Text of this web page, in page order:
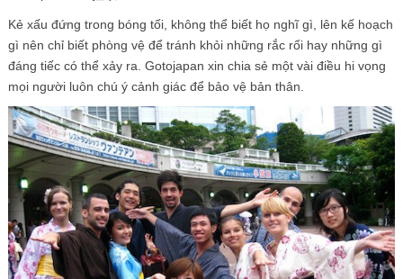
Kẻ xấu đứng trong bóng tối, không thể biết họ nghĩ gì, lên kế hoạch
gì nên chỉ biết phòng vệ để tránh khỏi những rắc rối hay những gì
đáng tiếc có thể xảy ra. Gotojapan xin chia sẻ một vài điều hi vọng
mọi người luôn chú ý cảnh giác để bảo vệ bản thân.